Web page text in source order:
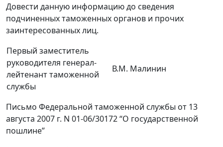
Довести данную информацию до сведения
подчиненных таможенных органов и прочих
заинтересованных лиц.
Первый заместитель
руководителя генерал-
лейтенант таможенной
службы
В.М. Малинин
Письмо Федеральной таможенной службы от 13
августа 2007 г. N 01-06/30172 “О государственной
пошлине”